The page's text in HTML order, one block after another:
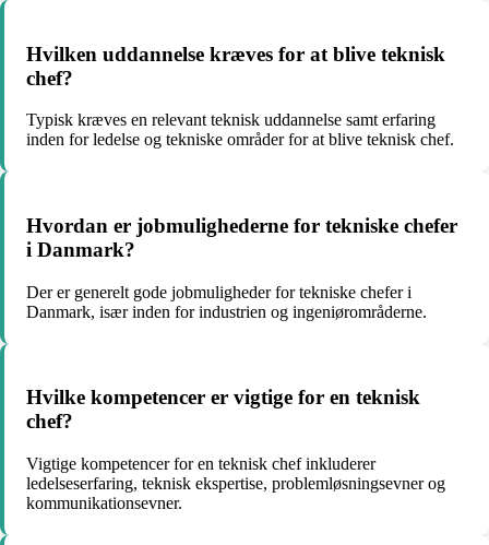
Hvilken uddannelse kræves for at blive teknisk
chef?
Typisk kræves en relevant teknisk uddannelse samt erfaring
inden for ledelse og tekniske områder for at blive teknisk chef.
Hvordan er jobmulighederne for tekniske chefer
i Danmark?
Der er generelt gode jobmuligheder for tekniske chefer i
Danmark, især inden for industrien og ingeniørområderne.
Hvilke kompetencer er vigtige for en teknisk
chef?
Vigtige kompetencer for en teknisk chef inkluderer
ledelseserfaring, teknisk ekspertise, problemløsningsevner og
kommunikationsevner.